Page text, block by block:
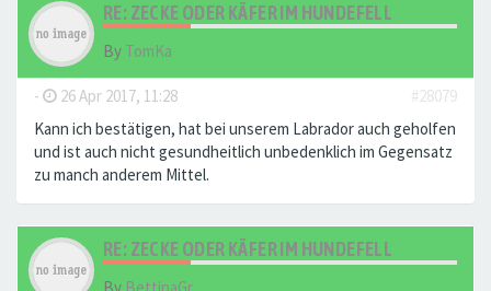
RE: ZECKE ODER KÄFER IM HUNDEFELL
By TomKa
- 26 Apr 2017, 11:28
#28079
Kann ich bestätigen, hat bei unserem Labrador auch geholfen
und ist auch nicht gesundheitlich unbedenklich im Gegensatz
zu manch anderem Mittel.
RE: ZECKE ODER KÄFER IM HUNDEFELL